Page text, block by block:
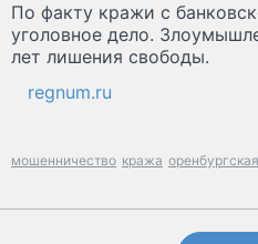
По факту кражи с
уголовное дело.
лет лишения свободы.
regnum.ru
мошенничество кража